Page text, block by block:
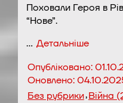
Поховали Героя в
“Нове”.
… Детальніше
Опубліковано:
Оновлено:
Без рубрики,Війна